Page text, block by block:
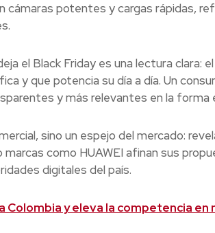
potentes y cargas rápidas,
el Black Friday es una lectura clara:
y que potencia su día a día. Un
y más relevantes en la forma
sino un espejo del mercado:
como HUAWEI afinan sus
digitales del país.
Colombia y eleva la competencia